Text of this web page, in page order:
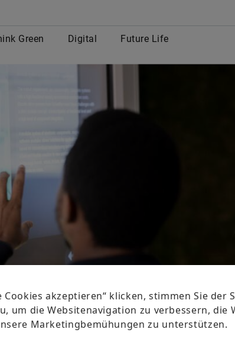
Green Digital Future Life
Cookies akzeptieren“ klicken, stimmen Sie der
um die Websitenavigation zu verbessern, die
Marketingbemühungen zu unterstützen.